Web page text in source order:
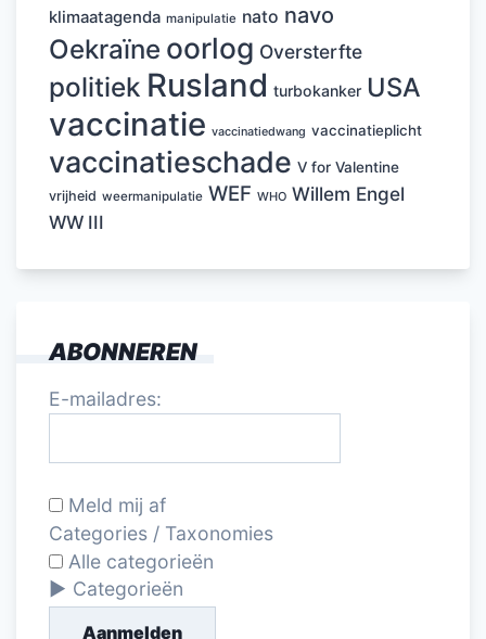
klimaatagenda manipulatie nato navo
Oekraïne oorlog Oversterfte
politiek Rusland turbokanker USA
vaccinatie vaccinatiedwang vaccinatieplicht
vaccinatieschade V for Valentine
vrijheid weermanipulatie WEF WHO Willem Engel
WW III
ABONNEREN
E-mailadres:
Meld mij af
Categories / Taxonomies
Alle categorieën
Categorieën
Aanmelden